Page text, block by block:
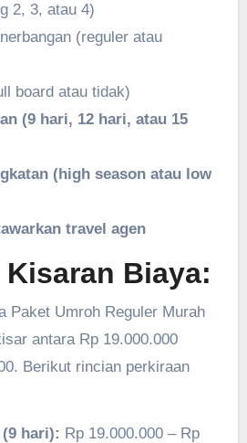
2, 3, atau 4)
(reguler atau
board atau tidak)
(9 hari, 12 hari, atau 15
(high season atau low
travel agen
Biaya:
Paket Umroh Reguler Murah
antara Rp 19.000.000
Berikut rincian perkiraan
hari): Rp 19.000.000 – Rp